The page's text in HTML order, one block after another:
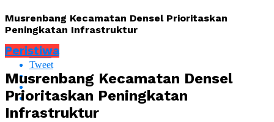
Musrenbang Kecamatan Densel Prioritaskan
Peningkatan Infrastruktur
Share
Tweet
Peristiwa
Musrenbang Kecamatan Densel
Prioritaskan Peningkatan
Infrastruktur